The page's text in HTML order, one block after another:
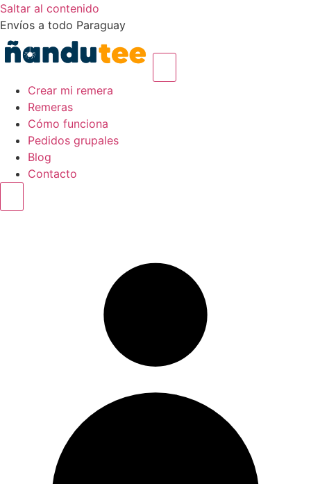
Saltar al contenido
Envíos a todo Paraguay
Crear mi remera
Remeras
Cómo funciona
Pedidos grupales
Blog
Contacto